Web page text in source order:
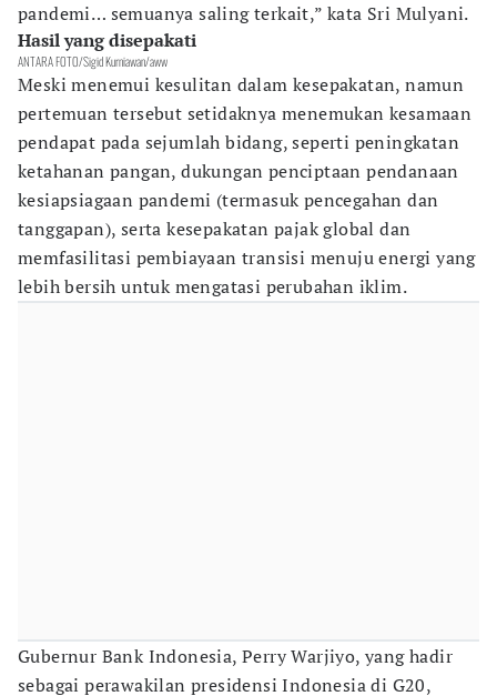
pandemi… semuanya saling terkait,” kata Sri Mulyani.
Hasil yang disepakati
ANTARA FOTO/Sigid Kurniawan/aww
Meski menemui kesulitan dalam kesepakatan, namun
pertemuan tersebut setidaknya menemukan kesamaan
pendapat pada sejumlah bidang, seperti peningkatan
ketahanan pangan, dukungan penciptaan pendanaan
kesiapsiagaan pandemi (termasuk pencegahan dan
tanggapan), serta kesepakatan pajak global dan
memfasilitasi pembiayaan transisi menuju energi yang
lebih bersih untuk mengatasi perubahan iklim.
Gubernur Bank Indonesia, Perry Warjiyo, yang hadir
sebagai perawakilan presidensi Indonesia di G20,